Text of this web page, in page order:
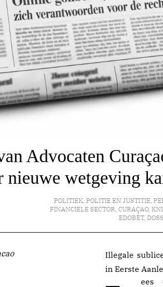
Advocaten
nieuwe wetgeving
POLITIEK, POLITIE EN JUSTITIE,
FINANCIELE SECTOR, CURAÇAO,
EDOBET,
Illegale
in Eerste